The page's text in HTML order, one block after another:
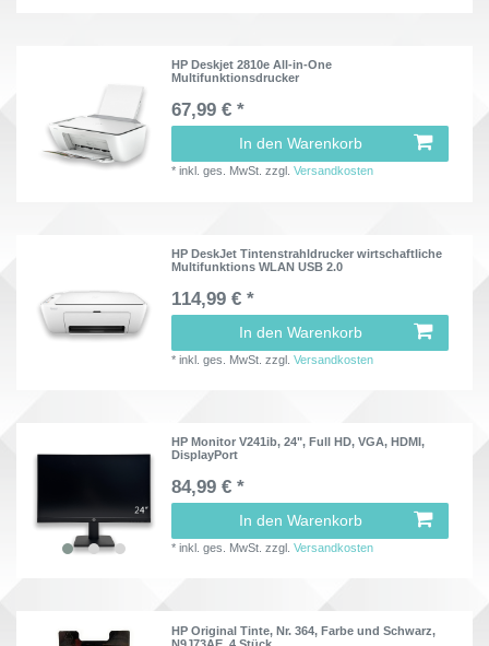
HP Deskjet 2810e All-in-One
Multifunktionsdrucker
67,99 € *
In den Warenkorb
*inkl. ges. MwSt. zzgl.Versandkosten
HP DeskJet Tintenstrahldrucker wirtschaftliche
Multifunktions WLAN USB 2.0
114,99 € *
In den Warenkorb
*inkl. ges. MwSt. zzgl.Versandkosten
HP Monitor V241ib, 24", Full HD, VGA, HDMI,
DisplayPort
84,99 € *
In den Warenkorb
*inkl. ges. MwSt. zzgl.Versandkosten
HP Original Tinte, Nr. 364, Farbe und Schwarz,
N9J73AE, 4 Stück